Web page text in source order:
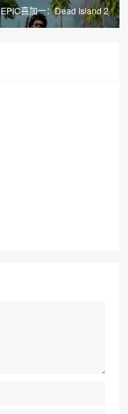
EPIC喜加一：Dead Island 2